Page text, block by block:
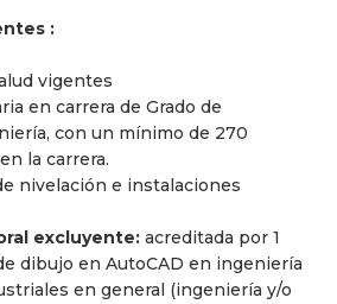
:
vigentes
en carrera de Grado de
con un mínimo de 270
la carrera.
nivelación e instalaciones
excluyente:acreditada por 1
dibujo en AutoCAD en ingeniería
en general (ingeniería y/o